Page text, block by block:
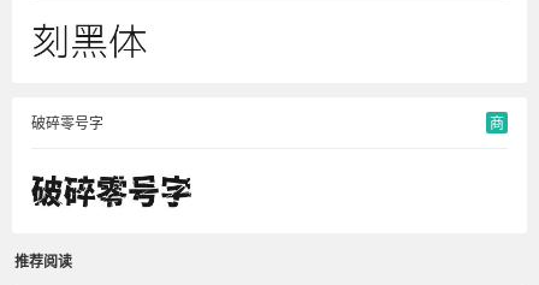
破碎零号字 商
推荐阅读